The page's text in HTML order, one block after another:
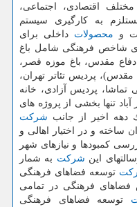
مختلف اقتصادی، اجتماعی،
به كارگیری سیستم
و محصولات داخلی برای
شاخص فرهنگی شامل باغ
تن، باغ موزه دفاع مقدس، باغ موزه قصر،
پردیس تئاتر تهران،
پردیس آزادی، خانه
تنها بخشی از پروژه های
اخیر از جانب شركت
ساخته و در اختیار اهالی و
كمبودها و نیازهای شهر
این شركت به شمار
توسعه فضاهای فرهنگی
فرهنگی در تمامی
توسعه فضاهای فرهنگی